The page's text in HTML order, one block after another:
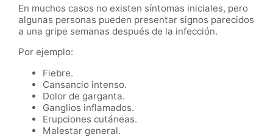
En muchos casos no existen síntomas iniciales, pero
algunas personas pueden presentar signos parecidos
a una gripe semanas después de la infección.
Por ejemplo:
Fiebre.
Cansancio intenso.
Dolor de garganta.
Ganglios inflamados.
Erupciones cutáneas.
Malestar general.